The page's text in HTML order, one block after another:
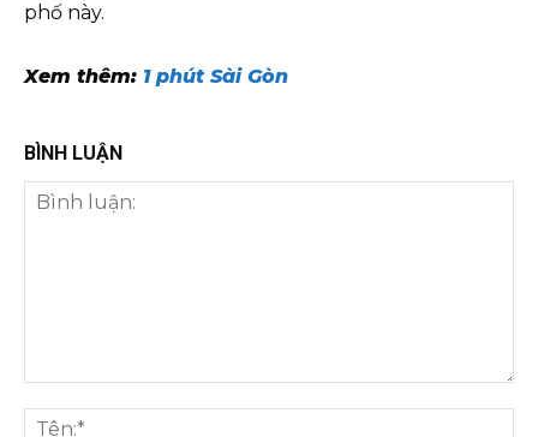
phố này.
Xem thêm: 1 phút Sài Gòn
BÌNH LUẬN
luận: